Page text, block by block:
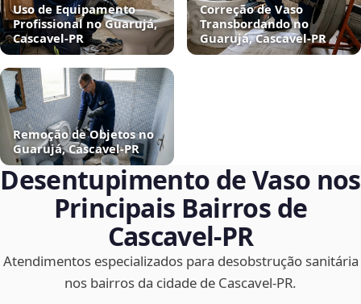
Uso de Equipamento
Profissional no Guarujá,
Cascavel‑PR
Correção de Vaso
Transbordando no
Guarujá, Cascavel‑PR
Remoção de Objetos no
Guarujá, Cascavel‑PR
Desentupimento de Vaso nos
Principais Bairros de
Cascavel‑PR
Atendimentos especializados para desobstrução sanitária
nos bairros da cidade de Cascavel‑PR.